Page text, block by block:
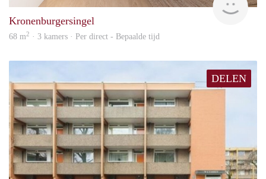
Kronenburgersingel
68 m2 · 3 kamers · Per direct - Bepaalde tijd
DELEN